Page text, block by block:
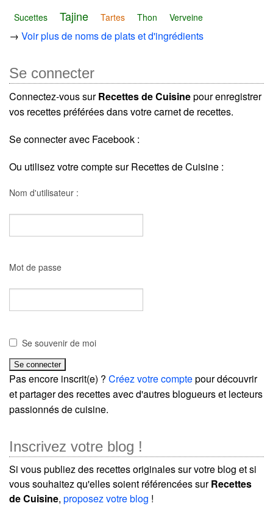
Sucettes
Tajine Tartes Thon Verveine
→ Voir plus de noms de plats et d'ingrédients
Se connecter
Connectez-vous surRecettes de Cuisinepour enregistrer
vos recettes préférées dans votre carnet de recettes.
Se connecter avec Facebook :
Ou utilisez votre compte sur Recettes de Cuisine :
Nom d'utilisateur :
Mot de passe
Se souvenir de moi
Pas encore inscrit(e) ? Créez votre comptepour découvrir
et partager des recettes avec d'autres blogueurs et lecteurs
passionnés de cuisine.
Inscrivez votre blog !
Si vous publiez des recettes originales sur votre blog et si
vous souhaitez qu'elles soient référencées surRecettes
de Cuisine, proposez votre blog !